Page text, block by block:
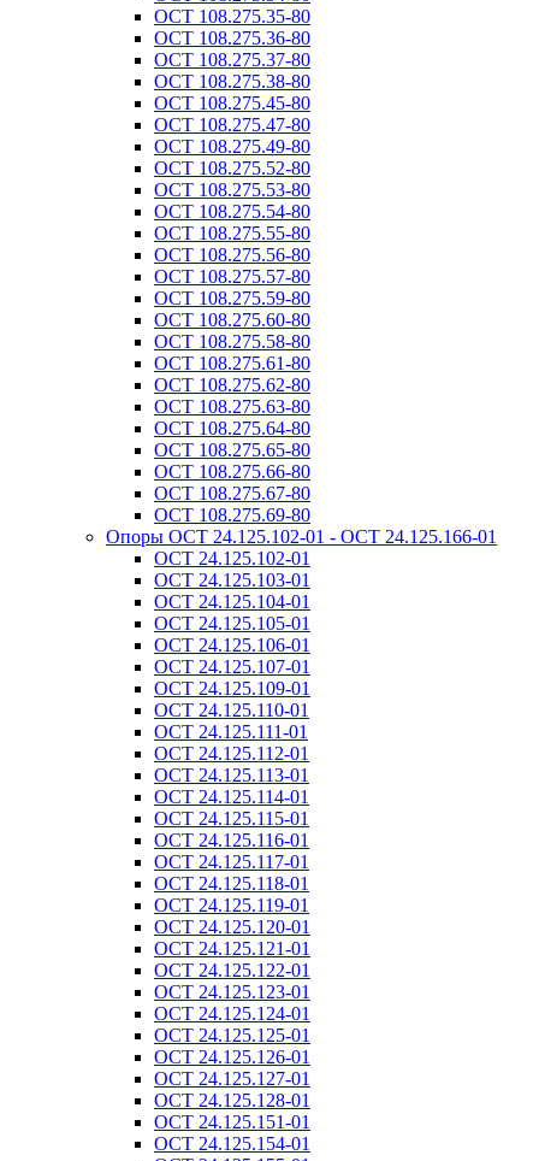
ОСТ 108.275.35-80
ОСТ 108.275.36-80
ОСТ 108.275.37-80
ОСТ 108.275.38-80
ОСТ 108.275.45-80
ОСТ 108.275.47-80
ОСТ 108.275.49-80
ОСТ 108.275.52-80
ОСТ 108.275.53-80
ОСТ 108.275.54-80
ОСТ 108.275.55-80
ОСТ 108.275.56-80
ОСТ 108.275.57-80
ОСТ 108.275.59-80
ОСТ 108.275.60-80
ОСТ 108.275.58-80
ОСТ 108.275.61-80
ОСТ 108.275.62-80
ОСТ 108.275.63-80
ОСТ 108.275.64-80
ОСТ 108.275.65-80
ОСТ 108.275.66-80
ОСТ 108.275.67-80
ОСТ 108.275.69-80
Опоры ОСТ 24.125.102-01 - ОСТ 24.125.166-01
ОСТ 24.125.102-01
ОСТ 24.125.103-01
ОСТ 24.125.104-01
ОСТ 24.125.105-01
ОСТ 24.125.106-01
ОСТ 24.125.107-01
ОСТ 24.125.109-01
ОСТ 24.125.110-01
ОСТ 24.125.111-01
ОСТ 24.125.112-01
ОСТ 24.125.113-01
ОСТ 24.125.114-01
ОСТ 24.125.115-01
ОСТ 24.125.116-01
ОСТ 24.125.117-01
ОСТ 24.125.118-01
ОСТ 24.125.119-01
ОСТ 24.125.120-01
ОСТ 24.125.121-01
ОСТ 24.125.122-01
ОСТ 24.125.123-01
ОСТ 24.125.124-01
ОСТ 24.125.125-01
ОСТ 24.125.126-01
ОСТ 24.125.127-01
ОСТ 24.125.128-01
ОСТ 24.125.151-01
ОСТ 24.125.154-01